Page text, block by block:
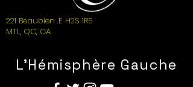
221 Beaubien .E H2S 1R5
MTL, QC, CA
L'Hémisphère Gauche